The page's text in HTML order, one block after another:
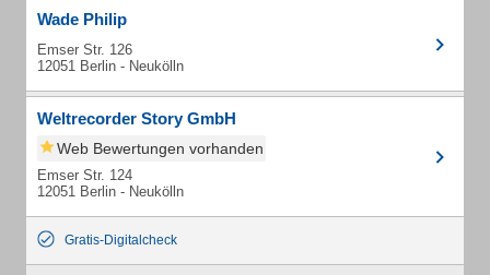
Wade Philip
Emser Str. 126
12051 Berlin - Neukölln
Weltrecorder Story GmbH
Web Bewertungen vorhanden
Emser Str. 124
12051 Berlin - Neukölln
Gratis-Digitalcheck